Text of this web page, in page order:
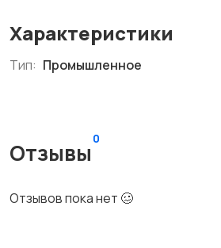
Характеристики
Тип: Промышленное
Отзывы
0
Отзывов пока нет 🥴